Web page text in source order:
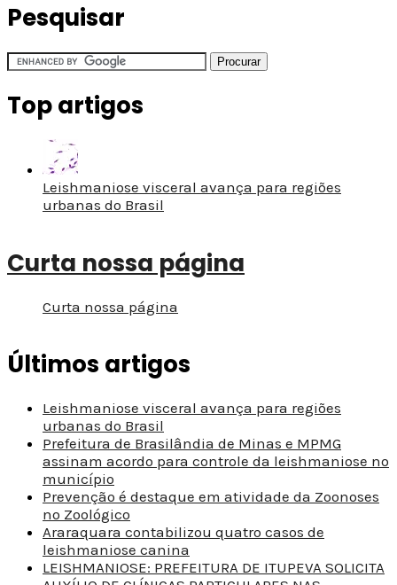
Pesquisar
Top artigos
Leishmaniose visceral avança para regiões
urbanas do Brasil
Curta nossa página
Curta nossa página
Últimos artigos
Leishmaniose visceral avança para regiões
urbanas do Brasil
Prefeitura de Brasilândia de Minas e MPMG
assinam acordo para controle da leishmaniose no
município
Prevenção é destaque em atividade da Zoonoses
no Zoológico
Araraquara contabilizou quatro casos de
leishmaniose canina
LEISHMANIOSE: PREFEITURA DE ITUPEVA SOLICITA